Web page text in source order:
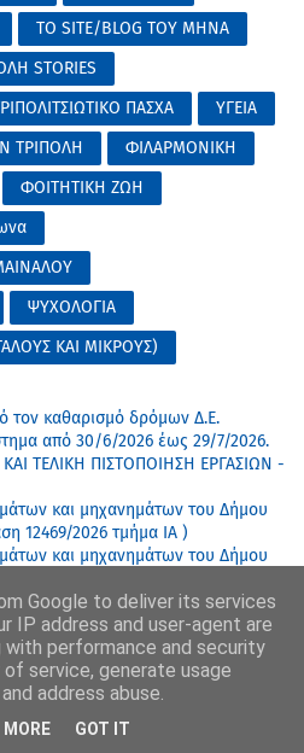
ΤΟ SITE/BLOG ΤΟΥ ΜΗΝΑ
STORIES
ΠΑΣΧΑ
ΥΓΕΙΑ
ΤΡΙΠΟΛΗ
ΦΙΛΑΡΜΟΝΙΚΗ
ΦΟΙΤΗΤΙΚΗ ΖΩΗ
ΨΥΧΟΛΟΓΙΑ
ΚΑΙ ΜΙΚΡΟΥΣ)
τον καθαρισμό δρόμων Δ.Ε.
από 30/6/2026 έως 29/7/2026.
ΤΕΛΙΚΗ ΠΙΣΤΟΠΟΙΗΣΗ ΕΡΓΑΣΙΩΝ -
και μηχανημάτων του Δήμου
12469/2026 τμήμα ΙΑ )
και μηχανημάτων του Δήμου
και μηχανημάτων του Δήμου
12462/2026 τμήμα Γ )
από την παγία προκαταβολή για
Google to deliver its services
IP address and user-agent are
with performance and security
service, generate usage
address abuse.
MORE GOT IT